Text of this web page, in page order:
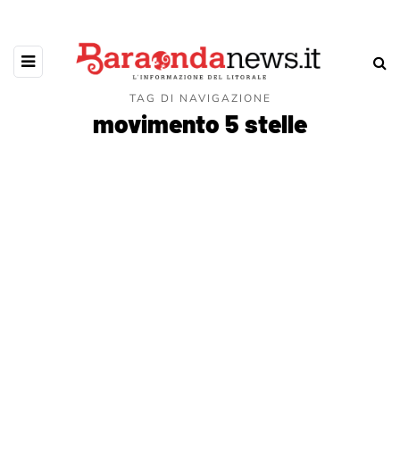
TAG DI NAVIGAZIONE
movimento 5 stelle